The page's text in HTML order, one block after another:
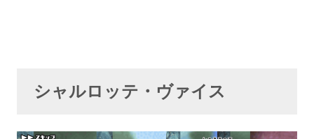
シャルロッテ・ヴァイス